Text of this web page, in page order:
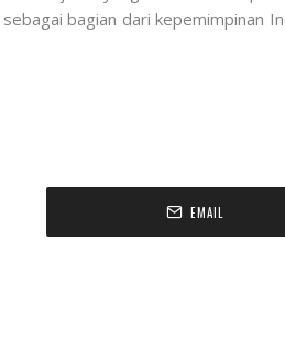
bagian dari kepemimpinan
EMAIL